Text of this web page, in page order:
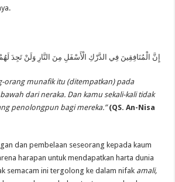
إِنَّ الْمُنَافِقِينَ فِي الدَّرْكِ الْأَسْفَلِ مِنَ النَّارِ وَلَنْ تَجِدَ لَهُمْ
orang munafik itu (ditempatkan) pada
dari neraka. Dan kamu sekali-kali tidak
penolongpun bagi mereka.”(QS. An-Nisa
dan pembelaan seseorang kepada kaum
harapan untuk mendapatkan harta dunia
semacam ini tergolong ke dalam nifak amali,